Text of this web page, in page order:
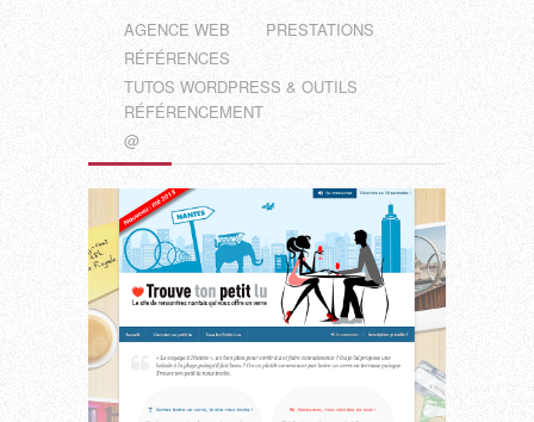
AGENCE WEB
PRESTATIONS
RÉFÉRENCES
TUTOS WORDPRESS & OUTILS
RÉFÉRENCEMENT
@